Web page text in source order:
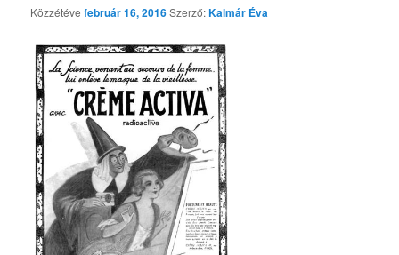
Közzétévefebruár 16, 2016Szerző:Kalmár Éva